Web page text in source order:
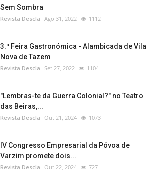
Sem Sombra
Revista Descla Ago 31, 2022 1112
3.ª Feira Gastronómica - Alambicada de Vila
Nova de Tazem
Revista Descla Set 27, 2022 1104
"Lembras-te da Guerra Colonial?" no Teatro
das Beiras,...
Revista Descla Out 21, 2024 1073
IV Congresso Empresarial da Póvoa de
Varzim promete dois...
Revista Descla Out 22, 2024 727